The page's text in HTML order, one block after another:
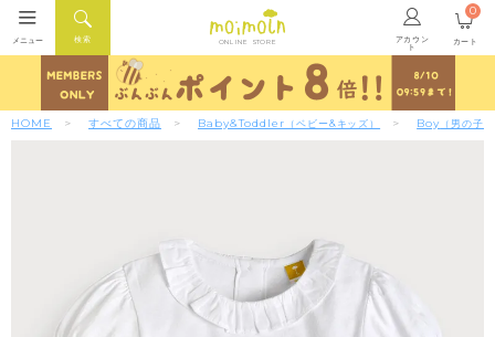
ONLINE STORE アカウン
ト
検索
メニュー カート
0
HOME すべての商品 Baby&Toddler （ベビー&キッズ） Boy （男の子）